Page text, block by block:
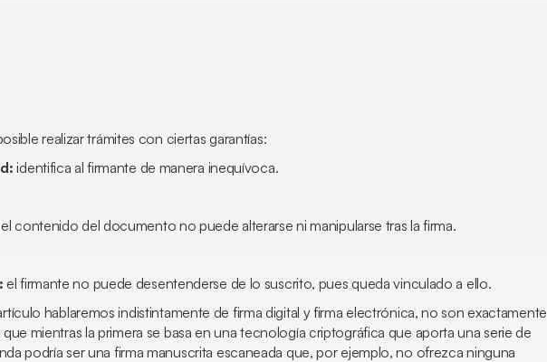
realizar trámites con ciertas garantías:
identifica al firmante de manera inequívoca.
el contenido del documento no puede alterarse ni manipularse tras la firma.
el firmante no puede desentenderse de lo suscrito, pues queda vinculado a ello.
hablaremos indistintamente de firma digital y firma electrónica, no son exactamente
mientras la primera se basa en una tecnología criptográfica que aporta una serie de
podría ser una firma manuscrita escaneada que, por ejemplo, no ofrezca ninguna